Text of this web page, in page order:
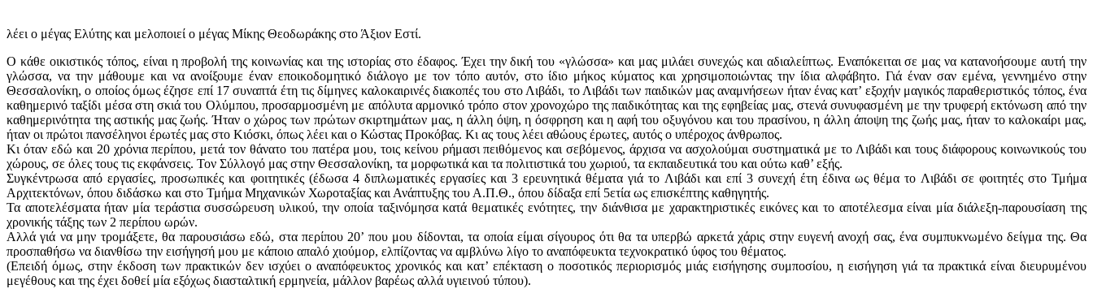
λέει ο μέγας Ελύτης και μελοποιεί ο μέγας Μίκης Θεοδωράκης στο Άξιον Εστί.
Ο κάθε οικιστικός τόπος, είναι η προβολή της κοινωνίας και της ιστορίας στο έδαφος. Έχει την δική του «γλώσσα» και μας μιλάει συνεχώς και αδιαλείπτως. Εναπόκειται σε μας να κατανοήσουμε αυτή την
γλώσσα, να την μάθουμε και να ανοίξουμε έναν εποικοδομητικό διάλογο με τον τόπο αυτόν, στο ίδιο μήκος κύματος και χρησιμοποιώντας την ίδια αλφάβητο. Γιά έναν σαν εμένα, γεννημένο στην
Θεσσαλονίκη, ο οποίος όμως έζησε επί 17 συναπτά έτη τις δίμηνες καλοκαιρινές διακοπές του στο Λιβάδι, το Λιβάδι των παιδικών μας αναμνήσεων ήταν ένας κατ’ εξοχήν μαγικός παραθεριστικός τόπος, ένα
καθημερινό ταξίδι μέσα στη σκιά του Ολύμπου, προσαρμοσμένη με απόλυτα αρμονικό τρόπο στον χρονοχώρο της παιδικότητας και της εφηβείας μας, στενά συνυφασμένη με την τρυφερή εκτόνωση από την
καθημερινότητα της αστικής μας ζωής. Ήταν ο χώρος των πρώτων σκιρτημάτων μας, η άλλη όψη, η όσφρηση και η αφή του οξυγόνου και του πρασίνου, η άλλη άποψη της ζωής μας, ήταν το καλοκαίρι μας,
ήταν οι πρώτοι πανσέληνοι έρωτές μας στο Κιόσκι, όπως λέει και ο Κώστας Προκόβας. Κι ας τους λέει αθώους έρωτες, αυτός ο υπέροχος άνθρωπος.
Κι όταν εδώ και 20 χρόνια περίπου, μετά τον θάνατο του πατέρα μου, τοις κείνου ρήμασι πειθόμενος και σεβόμενος, άρχισα να ασχολούμαι συστηματικά με το Λιβάδι και τους διάφορους κοινωνικούς του
χώρους, σε όλες τους τις εκφάνσεις. Τον Σύλλογό μας στην Θεσσαλονίκη, τα μορφωτικά και τα πολιτιστικά του χωριού, τα εκπαιδευτικά του και ούτω καθ’ εξής.
Συγκέντρωσα από εργασίες, προσωπικές και φοιτητικές (έδωσα 4 διπλωματικές εργασίες και 3 ερευνητικά θέματα γιά το Λιβάδι και επί 3 συνεχή έτη έδινα ως θέμα το Λιβάδι σε φοιτητές στο Τμήμα
Αρχιτεκτόνων, όπου διδάσκω και στο Τμήμα Μηχανικών Χωροταξίας και Ανάπτυξης του Α.Π.Θ., όπου δίδαξα επί 5ετία ως επισκέπτης καθηγητής.
Τα αποτελέσματα ήταν μία τεράστια συσσώρευση υλικού, την οποία ταξινόμησα κατά θεματικές ενότητες, την διάνθισα με χαρακτηριστικές εικόνες και το αποτέλεσμα είναι μία διάλεξη-παρουσίαση της
χρονικής τάξης των 2 περίπου ωρών.
Αλλά γιά να μην τρομάξετε, θα παρουσιάσω εδώ, στα περίπου 20’ που μου δίδονται, τα οποία είμαι σίγουρος ότι θα τα υπερβώ αρκετά χάρις στην ευγενή ανοχή σας, ένα συμπυκνωμένο δείγμα της. Θα
προσπαθήσω να διανθίσω την εισήγησή μου με κάποιο απαλό χιούμορ, ελπίζοντας να αμβλύνω λίγο το αναπόφευκτα τεχνοκρατικό ύφος του θέματος.
(Επειδή όμως, στην έκδοση των πρακτικών δεν ισχύει ο αναπόφευκτος χρονικός και κατ’ επέκταση ο ποσοτικός περιορισμός μιάς εισήγησης συμποσίου, η εισήγηση γιά τα πρακτικά είναι διευρυμένου
μεγέθους και της έχει δοθεί μία εξόχως διασταλτική ερμηνεία, μάλλον βαρέως αλλά υγιεινού τύπου).